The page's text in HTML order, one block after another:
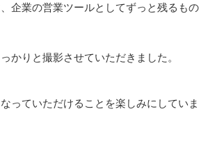
企業の営業ツールとしてずっと残るもの
かりと撮影させていただきました。
っていただけることを楽しみにしていま